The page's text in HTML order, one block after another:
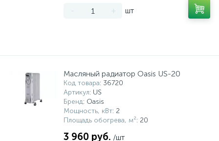
- + шт
Масляный радиатор Oasis US-20
Код товара: 36720
Артикул: US
Бренд: Oasis
Мощность, кВт: 2
Площадь обогрева, м²: 20
3 960 руб. /шт